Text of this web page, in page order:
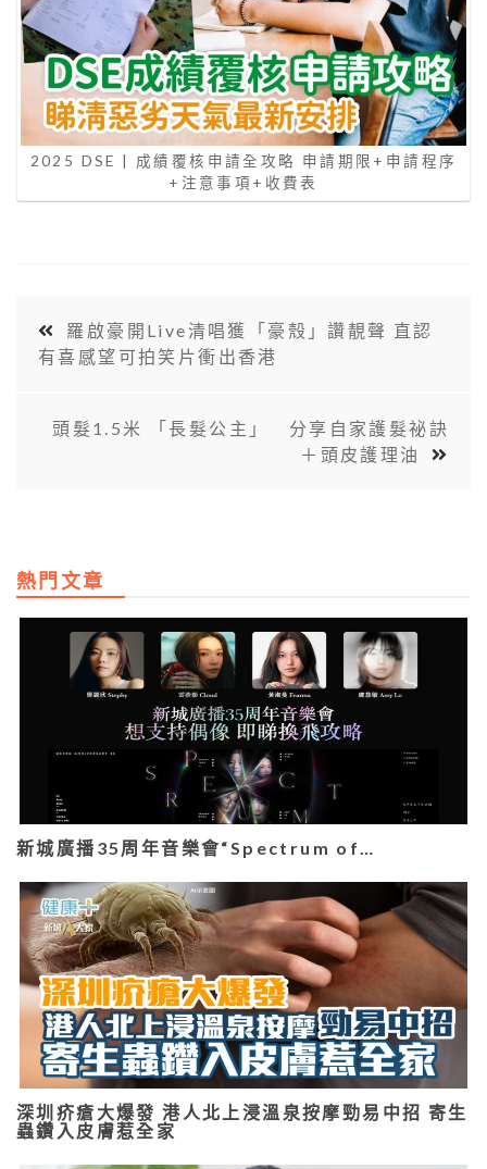
2025 DSE | 成績覆核申請全攻略 申請期限+申請程序
+注意事項+收費表
羅啟豪開Live清唱獲「豪殼」讚靚聲 直認
有喜感望可拍笑片衝出香港
頭髮1.5米 「長髮公主」 分享自家護髮祕訣
＋頭皮護理油
熱門文章
新城廣播35周年音樂會“Spectrum of…
深圳疥瘡大爆發 港人北上浸溫泉按摩勁易中招 寄生
蟲鑽入皮膚惹全家